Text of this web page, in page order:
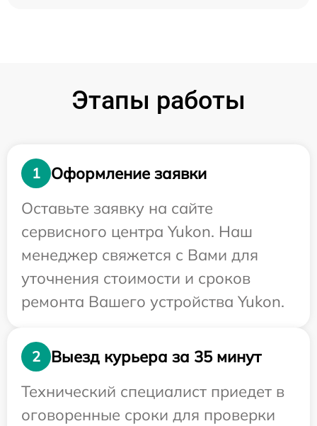
Этапы работы
1
Оформление заявки
Оставьте заявку на сайте
сервисного центра Yukon. Наш
менеджер свяжется с Вами для
уточнения стоимости и сроков
ремонта Вашего устройства Yukon.
2
Выезд курьера за 35 минут
Технический специалист приедет в
оговоренные сроки для проверки